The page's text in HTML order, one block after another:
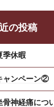
の投稿
季休暇
ャンペーン②
骨神経痛につ